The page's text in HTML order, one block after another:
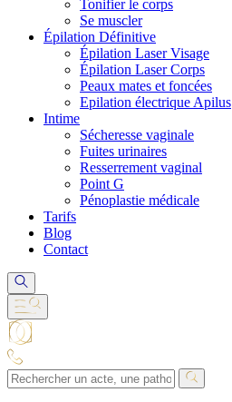
Tonifier le corps
Se muscler
Épilation Définitive
Épilation Laser Visage
Épilation Laser Corps
Peaux mates et foncées
Epilation électrique Apilus
Intime
Sécheresse vaginale
Fuites urinaires
Resserrement vaginal
Point G
Pénoplastie médicale
Tarifs
Blog
Contact